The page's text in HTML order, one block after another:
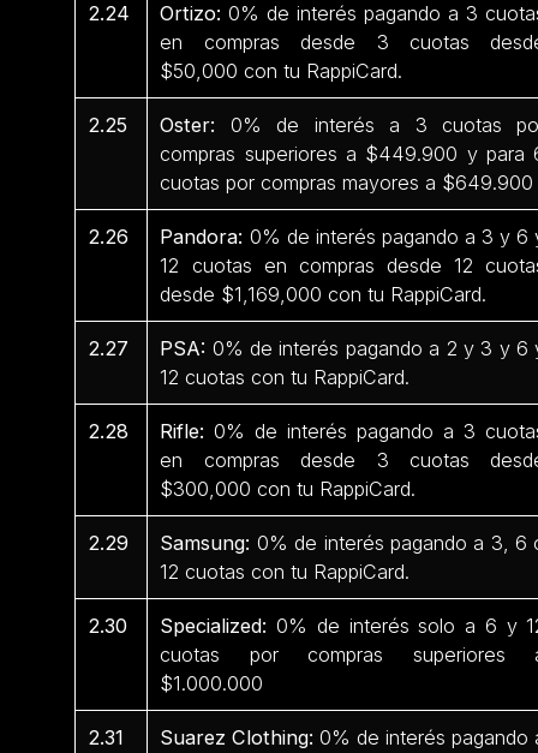
2.24 Ortizo:0% de interés pagando a 3
en compras desde 3 cuotas
$50,000 con tu RappiCard.
2.25 Oster: 0% de interés a 3 cuotas
compras superiores a $449.900 y para
cuotas por compras mayores a
2.26 Pandora: 0% de interés pagando a 3 y 6
12 cuotas en compras desde 12
desde $1,169,000 con tu RappiCard.
2.27 PSA: 0% de interés pagando a 2 y 3 y 6
12 cuotas con tu RappiCard.
2.28 Rifle:0% de interés pagando a 3
en compras desde 3 cuotas
$300,000 con tu RappiCard.
2.29 Samsung: 0% de interés pagando a 3, 6
12 cuotas con tu RappiCard.
2.30 Specialized:0% de interés solo a 6 y
cuotas por compras superiores
$1.000.000
2.31 Suarez Clothing: 0% de interés pagando